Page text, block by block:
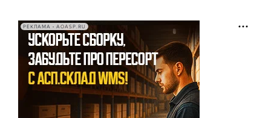
РЕКЛАМА • AOASP.RU